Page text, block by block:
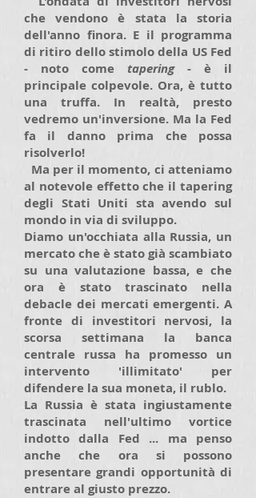
che vendono è stata la storia
dell'anno finora. E il programma
di ritiro dello stimolo della US Fed
- noto come tapering - è il
principale colpevole. Ora, è tutto
una truffa. In realtà, presto
vedremo un'inversione. Ma la Fed
fa il danno prima che possa
risolverlo!
Ma per il momento, ci atteniamo
al notevole effetto che il tapering
degli Stati Uniti sta avendo sul
mondo in via di sviluppo.
Diamo un'occhiata alla Russia, un
mercato che è stato già scambiato
su una valutazione bassa, e che
ora è stato trascinato nella
debacle dei mercati emergenti. A
fronte di investitori nervosi, la
scorsa settimana la banca
centrale russa ha promesso un
intervento 'illimitato' per
difendere la sua moneta, il rublo.
La Russia è stata ingiustamente
trascinata nell'ultimo vortice
indotto dalla Fed ... ma penso
anche che ora si possono
presentare grandi opportunità di
entrare al giusto prezzo.